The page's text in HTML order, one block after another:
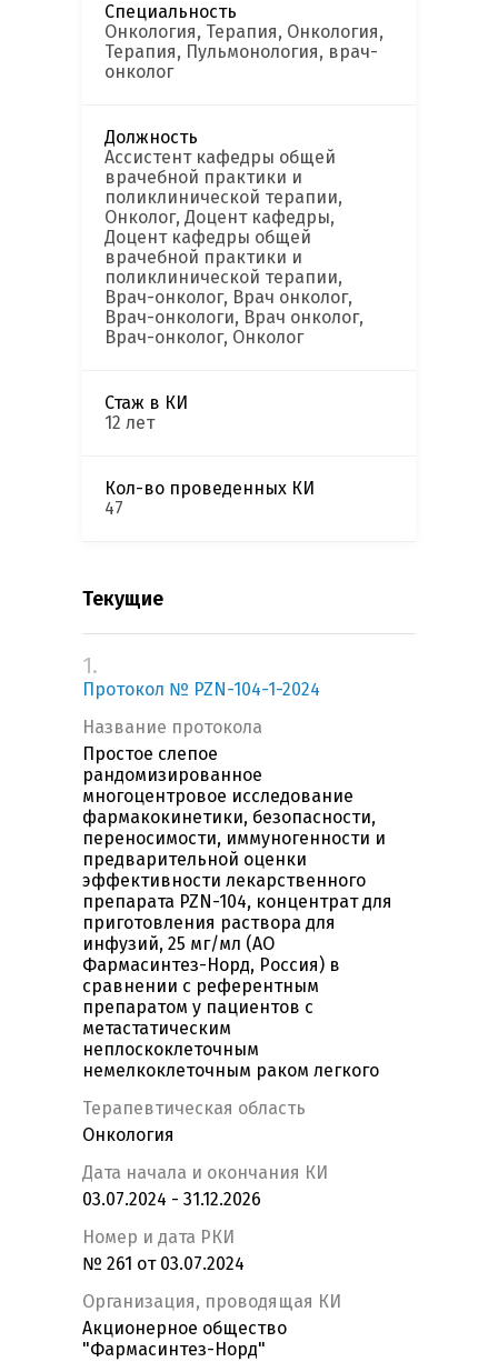
Специальность
Онкология, Терапия, Онкология,
Терапия, Пульмонология, врач-
онколог
Должность
Ассистент кафедры общей
врачебной практики и
поликлинической терапии,
Онколог, Доцент кафедры,
Доцент кафедры общей
врачебной практики и
поликлинической терапии,
Врач-онколог, Врач онколог,
Врач-онкологи, Врач онколог,
Врач-онколог, Онколог
Стаж в КИ
12 лет
Кол-во проведенных КИ
47
Текущие
1.
Протокол № PZN-104-1-2024
Название протокола
Простое слепое
рандомизированное
многоцентровое исследование
фармакокинетики, безопасности,
переносимости, иммуногенности и
предварительной оценки
эффективности лекарственного
препарата PZN-104, концентрат для
приготовления раствора для
инфузий, 25 мг/мл (АО
Фармасинтез-Норд, Россия) в
сравнении с референтным
препаратом у пациентов с
метастатическим
неплоскоклеточным
немелкоклеточным раком легкого
Терапевтическая область
Онкология
Дата начала и окончания КИ
03.07.2024 - 31.12.2026
Номер и дата РКИ
№ 261 от 03.07.2024
Организация, проводящая КИ
Акционерное общество
"Фармасинтез-Норд"